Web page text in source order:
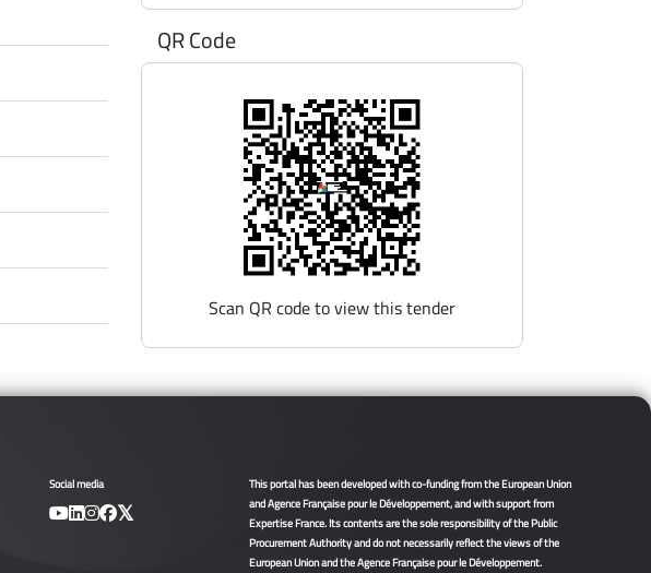
QR Code
Scan QR code to view this tender
Social media
This portal has been developed with co-funding from the European Union
and Agence Française pour le Développement, and with support from
Expertise France. Its contents are the sole responsibility of the Public
Procurement Authority and do not necessarily reflect the views of the
European Union and the Agence Française pour le Développement.